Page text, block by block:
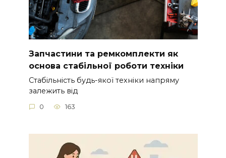
Запчастини та ремкомплекти як
основа стабільної роботи техніки
Стабільність будь-якої техніки напряму
залежить від
0 163